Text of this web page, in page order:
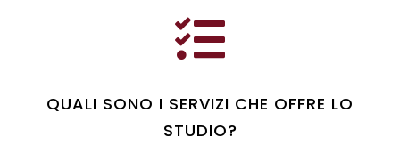

QUALI SONO I SERVIZI CHE OFFRE LO
STUDIO?